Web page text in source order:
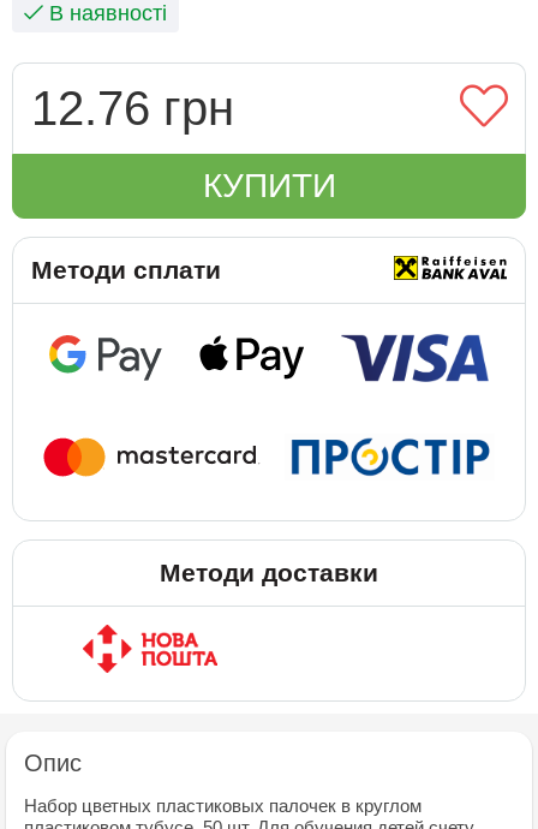
В наявності
12.76 грн
КУПИТИ
Методи сплати
Методи доставки
Опис
Набор цветных пластиковых палочек в круглом